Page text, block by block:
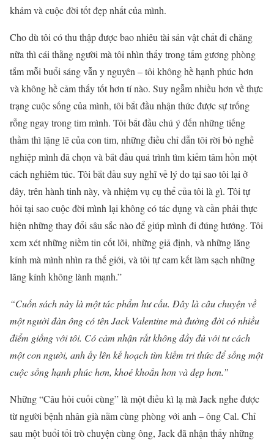
khảm và cuộc đời tốt đẹp nhất của mình.
Cho dù tôi có thu thập được bao nhiêu tài sản vật chất đi chăng
nữa thì cái thằng người mà tôi nhìn thấy trong tấm gương phòng
tắm mỗi buổi sáng vẫn y nguyên – tôi không hề hạnh phúc hơn
và không hề cảm thấy tốt hơn tí nào. Suy ngẫm nhiều hơn về thực
trạng cuộc sống của mình, tôi bắt đầu nhận thức được sự trống
rỗng ngay trong tim mình. Tôi bắt đầu chú ý đến những tiếng
thầm thì lặng lẽ của con tim, những điều chỉ dẫn tôi rời bỏ nghề
nghiệp mình đã chọn và bắt đầu quá trình tìm kiếm tâm hồn một
cách nghiêm túc. Tôi bắt đầu suy nghĩ về lý do tại sao tôi lại ở
đây, trên hành tinh này, và nhiệm vụ cụ thể của tôi là gì. Tôi tự
hỏi tại sao cuộc đời mình lại không có tác dụng và cần phải thực
hiện những thay đổi sâu sắc nào để giúp mình đi đúng hướng. Tôi
xem xét những niềm tin cốt lõi, những giả định, và những lăng
kính mà mình nhìn ra thế giới, và tôi tự cam kết làm sạch những
lăng kính không lành mạnh.”
“Cuốn sách này là một tác phẩm hư cấu. Đây là câu chuyện về
một người đàn ông có tên Jack Valentine mà đường đời có nhiều
điểm giống với tôi. Có cảm nhận rất không đầy đủ với tư cách
một con người, anh ấy lên kế hoạch tìm kiếm tri thức để sống một
cuộc sống hạnh phúc hơn, khoẻ khoắn hơn và đẹp hơn.”
Những “Câu hỏi cuối cùng” là một điều kì lạ mà Jack nghe được
từ người bệnh nhân già nằm cùng phòng với anh – ông Cal. Chỉ
sau một buổi tối trò chuyện cùng ông, Jack đã nhận thấy những